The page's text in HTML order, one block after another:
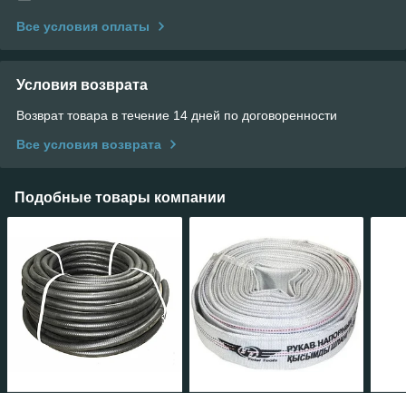
Все условия оплаты
Условия возврата
Возврат товара в течение 14 дней по договоренности
Все условия возврата
Подобные товары компании